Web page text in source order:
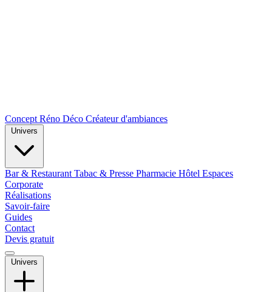
Concept Réno Déco Créateur d'ambiances
Bar & Restaurant Tabac & Presse Pharmacie Hôtel Espaces
Corporate
Réalisations
Savoir-faire
Guides
Contact
Devis gratuit
Univers